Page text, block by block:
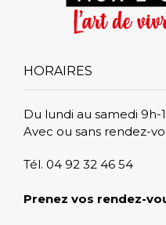
HORAIRES
Du lundi au samedi 9h-
Avec ou sans rendez-
Tél. 04 92 32 46 54
Prenez vos rendez-